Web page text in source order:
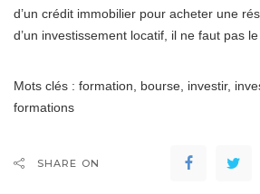
d’un crédit immobilier pour acheter une
d’un investissement locatif, il ne faut pas le
Mots clés : formation, bourse, investir,
formations
SHARE ON